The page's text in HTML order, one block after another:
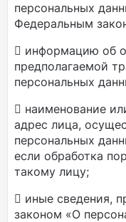
персональных
Федеральным
 информацию об
предполагаемой
персональных
 наименование
адрес лица,
персональных
если обработка
такому лицу;
 иные сведения,
законом «О